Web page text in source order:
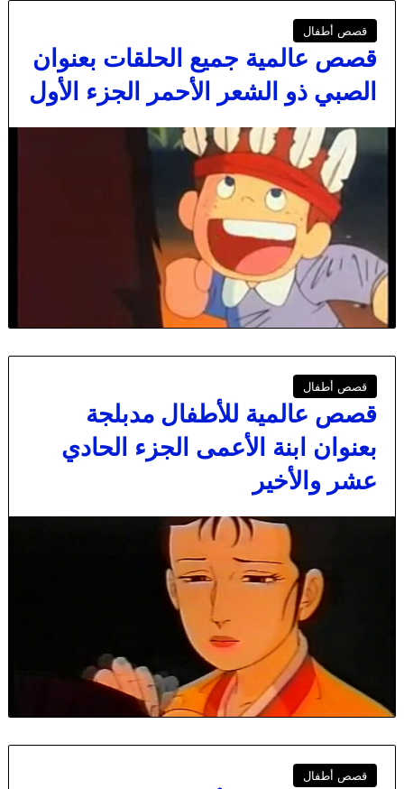
قصص أطفال
قصص عالمية جميع الحلقات بعنوان
الصبي ذو الشعر الأحمر الجزء الأول
قصص أطفال
قصص عالمية للأطفال مدبلجة
بعنوان ابنة الأعمى الجزء الحادي
عشر والأخير
قصص أطفال